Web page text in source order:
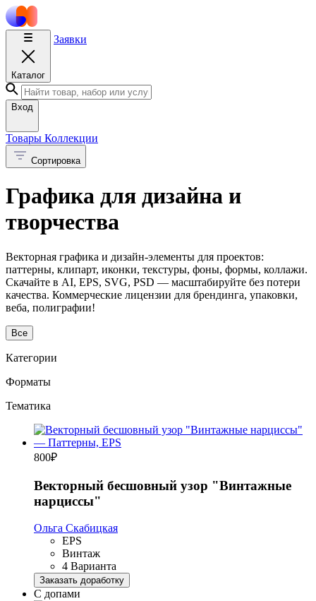
Каталог
Заявки
Вход
Товары Коллекции
Сортировка
Графика для дизайна и
творчества
Векторная графика и дизайн-элементы для проектов:
паттерны, клипарт, иконки, текстуры, фоны, формы, коллажи.
Скачайте в AI, EPS, SVG, PSD — масштабируйте без потери
качества. Коммерческие лицензии для брендинга, упаковки,
веба, полиграфии!
Все
Категории
Форматы
Тематика
800₽
Векторный бесшовный узор "Винтажные
нарциссы"
Ольга Скабицкая
EPS
Винтаж
4 Варианта
Заказать доработку
С допами